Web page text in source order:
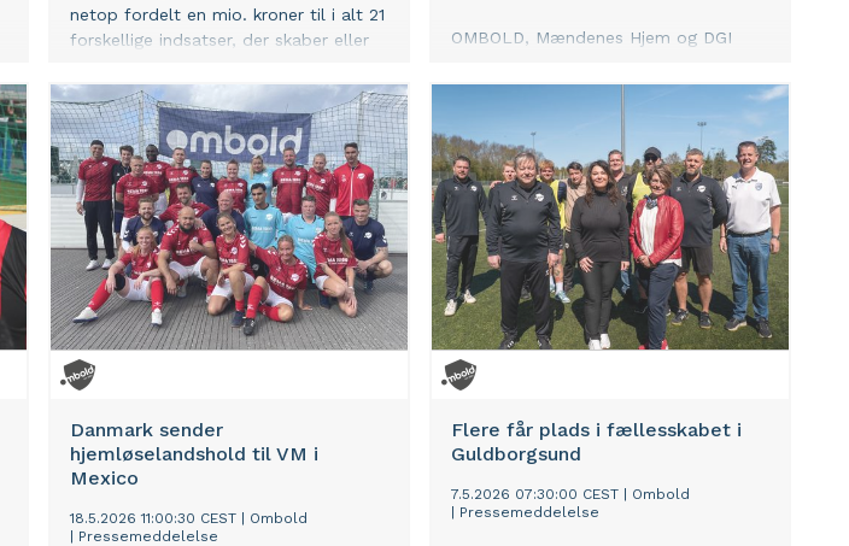
netop fordelt en mio. kroner til i alt 21
forskellige indsatser, der skaber eller
udsatte mennesker.
OMBOLD, Mændenes Hjem og DGI
gennem fælles fodboldtræning og et
skal skabe nye relationer og
fællesskaber på tværs af
livssituationer på Vesterbro.
Danmark sender
hjemløselandshold til VM i
Mexico
18.5.2026 11:00:30 CEST
Ombold
Pressemeddelelse
Flere får plads i fællesskabet i
Guldborgsund
7.5.2026 07:30:00 CEST
Ombold
Pressemeddelelse